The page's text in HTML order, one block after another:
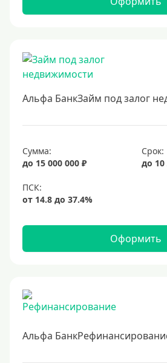
Альфа БанкЗайм под залог
Сумма:
до 15 000 000 ₽
Срок:
до 10
Оформить
Альфа